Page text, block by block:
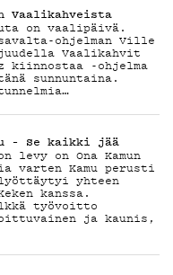
Vaalikahveista
on vaalipäivä.
ohjelman Ville
Vaalikahvit
kiinnostaa -ohjelma
sunnuntaina.
– Se kaikki jää
levy on Ona Kamun
varten Kamu perusti
yhteen
kanssa.
työvoitto
ja kaunis,